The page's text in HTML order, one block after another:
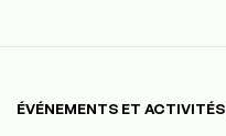
ÉVÉNEMENTS ET ACTIVITÉS